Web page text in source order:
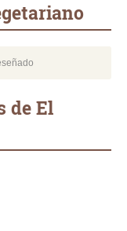
de El